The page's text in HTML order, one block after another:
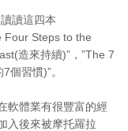
讀這四本
Four Steps to the
造來持續)”，”The 7
個習慣)”。
軟體業有很豐富的經
入後來被摩托羅拉